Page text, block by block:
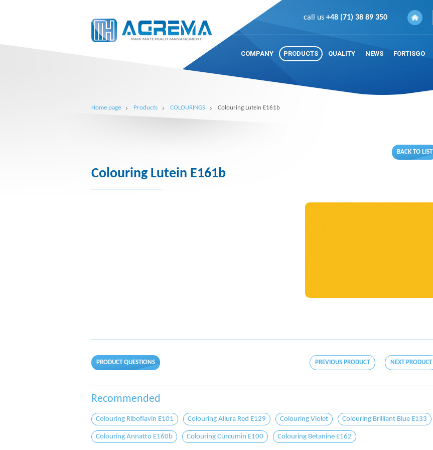
call us +48 (71) 38 89 350
COMPANY PRODUCTS QUALITY NEWS FORTISGO
Home page Products COLOURINGS Colouring Lutein E161b
BACK TO LIST
Colouring Lutein E161b
PRODUCT QUESTIONS PREVIOUS PRODUCT NEXT PRODUCT
Recommended
Colouring Riboflavin E101 Colouring Allura Red E129 Colouring Violet Colouring Brilliant Blue E133
Colouring Annatto E160b Colouring Curcumin E100 Colouring Betanine E162